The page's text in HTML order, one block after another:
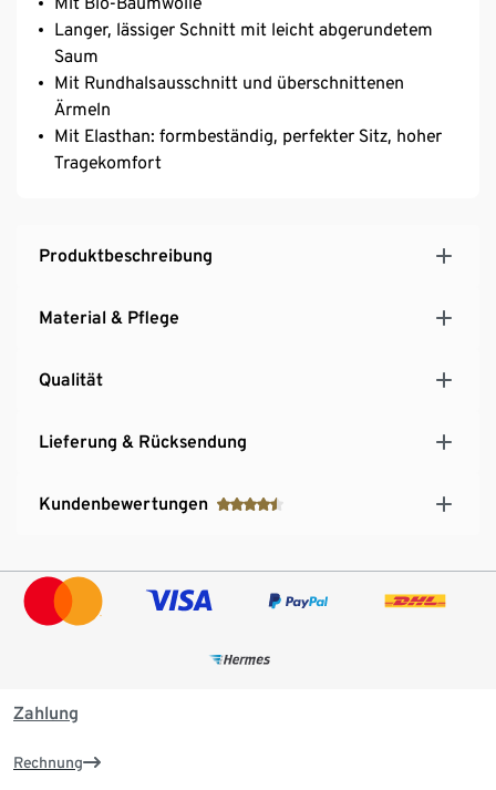
Langer, lässiger Schnitt mit leicht abgerundetem
Saum
Mit Rundhalsausschnitt und überschnittenen
Ärmeln
Mit Elasthan: formbeständig, perfekter Sitz, hoher
Tragekomfort
Produktbeschreibung
Material & Pflege
Qualität
Lieferung & Rücksendung
Kundenbewertungen
Zahlung
Rechnung